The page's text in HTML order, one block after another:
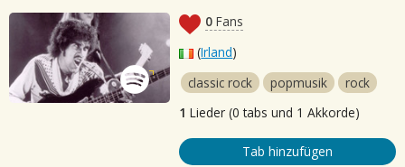
0 Fans
(Irland)
classic rock
popmusik
rock
1 Lieder (0 tabs und 1 Akkorde)
Tab hinzufügen